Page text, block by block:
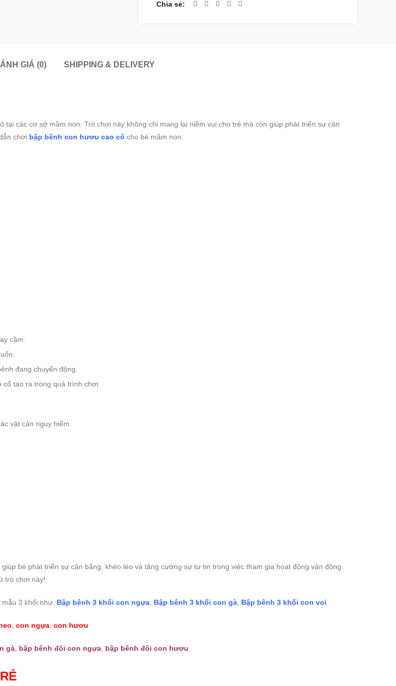
Chia sẻ
GIÁ (0) SHIPPING & DELIVERY
các cơ sở mầm non. Trò chơi này không chỉ mang lại niềm vui cho trẻ mà còn giúp phát triển sự cân
chơi bập bênh con hươu cao cổ cho bé mầm non:
cầm.
đang chuyển động.
cổ tạo ra trong quá trình chơi.
vật cản nguy hiểm.
bé phát triển sự cân bằng, khéo léo và tăng cường sự tự tin trong việc tham gia hoạt động vận động.
trò chơi này!
3 khối như, Bập bênh 3 khối con ngựa, Bập bênh 3 khối con gà, Bập bênh 3 khối con voi
, con ngựa, con hươu
gà, bập bênh đôi con ngựa, bập bênh đôi con hươu